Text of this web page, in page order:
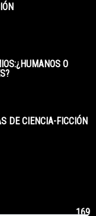
O
DE CIENCIA-FICCIÓN
169